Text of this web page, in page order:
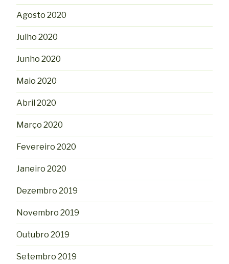
Agosto 2020
Julho 2020
Junho 2020
Maio 2020
Abril 2020
Março 2020
Fevereiro 2020
Janeiro 2020
Dezembro 2019
Novembro 2019
Outubro 2019
Setembro 2019